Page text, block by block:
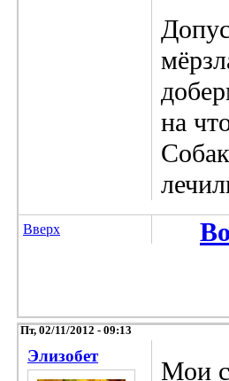
на
Вверх
Пт, 02/11/2012 - 09:13
Элизобет
Мои